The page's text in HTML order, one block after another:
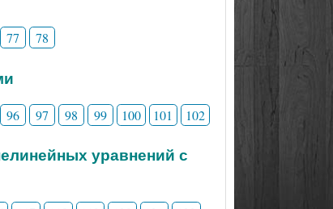
77 78
96 97 98 99 100 101 102
уравнений с